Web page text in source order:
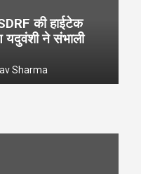
अर्पण
की हाईटेक
यदुवंशी ने संभाली
Sharma